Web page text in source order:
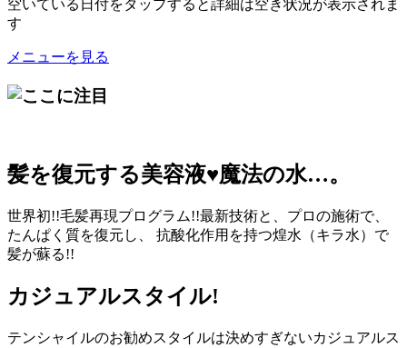
空いている日付をタップすると詳細は空き状況が表示されま
す
メニューを見る
髪を復元する美容液♥魔法の水…。
世界初!!毛髪再現プログラム!!最新技術と、プロの施術で、
たんぱく質を復元し、 抗酸化作用を持つ煌水（キラ水）で
髪が蘇る!!
カジュアルスタイル!
テンシャイルのお勧めスタイルは決めすぎないカジュアルス